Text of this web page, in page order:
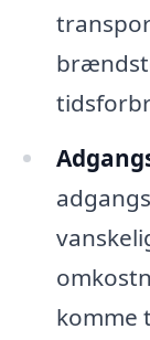
komme